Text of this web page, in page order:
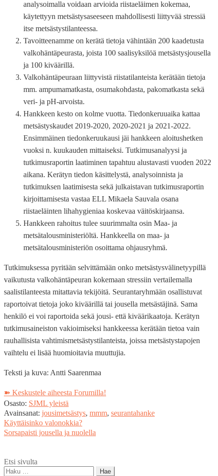
analysoimalla voidaan arvioida riistaeläimen kokemaa,
käytettyyn metsästysaseeseen mahdollisesti liittyvää stressiä
itse metsästystilanteessa.
Tavoitteenamme on kerätä tietoja vähintään 200 kaadetusta
valkohäntäpeurasta, joista 100 saalisyksilöä metsästysjousella
ja 100 kiväärillä.
Valkohäntäpeuraan liittyvistä riistatilanteista kerätään tietoja
mm. ampumamatkasta, osumakohdasta, pakomatkasta sekä
veri- ja pH-arvoista.
Hankkeen kesto on kolme vuotta. Tiedonkeruuaika kattaa
metsästyskaudet 2019-2020, 2020-2021 ja 2021-2022.
Ensimmäinen tiedonkeruukausi jäi hankkeen aloitushetken
vuoksi n. kuukauden mittaiseksi. Tutkimusanalyysi ja
tutkimusraportin laatiminen tapahtuu alustavasti vuoden 2022
aikana. Kerätyn tiedon käsittelystä, analysoinnista ja
tutkimuksen laatimisesta sekä julkaistavan tutkimusraportin
kirjoittamisesta vastaa ELL Mikaela Sauvala osana
riistaeläinten lihahygieniaa koskevaa väitöskirjaansa.
Hankkeen rahoitus tulee suurimmalta osin Maa- ja
metsätalousministeriöltä. Hankkeella on maa- ja
metsätalousministeriön osoittama ohjausryhmä.
Tutkimuksessa pyritään selvittämään onko metsästysvälinetyypillä
vaikutusta valkohäntäpeuran kokemaan stressiin vertailemalla
saalistilanteesta mitattavia tekijöitä. Seurantaryhmään osallistuvat
raportoivat tietoja joko kiväärillä tai jousella metsästäjinä. Sama
henkilö ei voi raportoida sekä jousi- että kiväärikaatoja. Kerätyn
tutkimusaineiston vakioimiseksi hankkeessa kerätään tietoa vain
rauhallisista vahtimismetsästystilanteista, joissa metsästystapojen
vaihtelu ei lisää huomioitavia muuttujia.
Teksti ja kuva: Antti Saarenmaa
➽ Keskustele aiheesta Forumilla!
Osasto: SJML yleistä
Avainsanat: jousimetsästys, mmm, seurantahanke
Artikkelien
selaus
Edellinen
artikkeli
Käyttäisinko valonokkia?
Seuraava
Sorsapaisti jousella ja nuolella
Etsi sivulta
Haku: